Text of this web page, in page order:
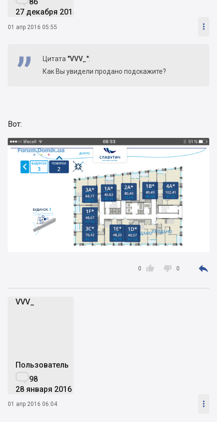
27 декабря 2015
01 апр 2016 05:55 
Цитата "VVV_":
Как Вы увидели продано подскажите?
Вот:

0  0 
VVV_
Пользователь
98
28 января 2016
01 апр 2016 06:04 